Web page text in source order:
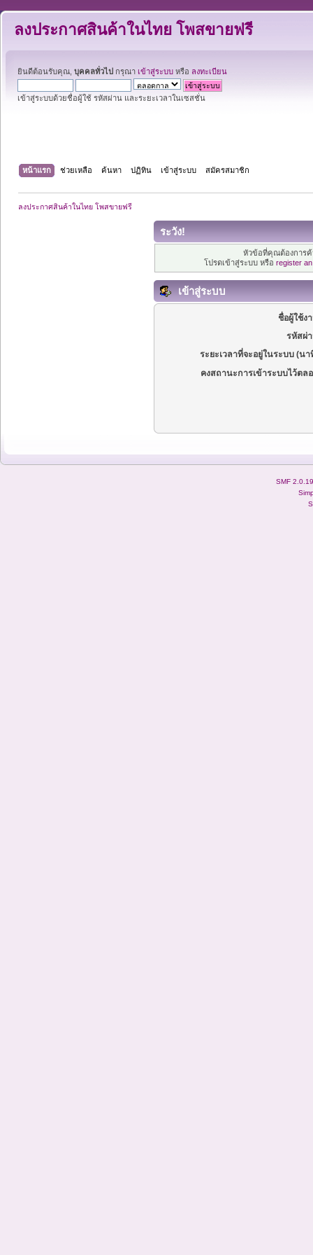
ลงประกาศสินค้าในไทย โพสขายฟรี
ยินดีต้อนรับคุณ, บุคคลทั่วไป กรุณา เข้าสู่ระบบ หรือ ลงทะเบียน
เข้าสู่ระบบด้วยชื่อผู้ใช้ รหัสผ่าน และระยะเวลาในเซสชั่น
หน้าแรก ช่วยเหลือ ค้นหา ปฏิทิน เข้าสู่ระบบ สมัครสมาชิก
ลงประกาศสินค้าในไทย โพสขายฟรี
ระวัง!
หัวข้อที่คุณต้องการ
โปรดเข้าสู่ระบบ หรือ register
เข้าสู่ระบบ
ชื่อผู้ใช้ง
รหัสผ่
ระยะเวลาที่จะอยู่ในระบบ (นา
คงสถานะการเข้าระบบไว้ตล
SMF 2.0.19